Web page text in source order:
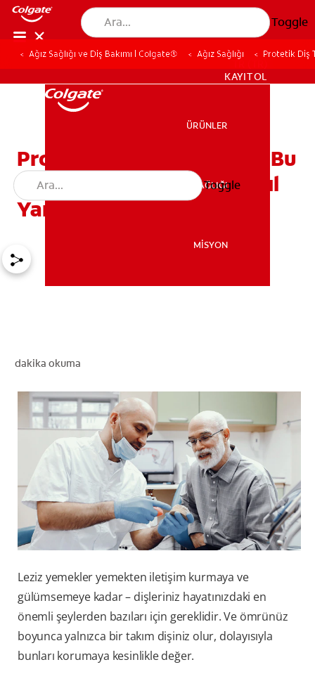
Toggle
MİSYON
KAYIT OL
ÜRÜNLER
AĞIZ SAĞLIĞI
MİSYON
Toggle
Ağız Sağlığı ve Diş Bakımı | Colgate® Ağız Sağlığı Protetik Diş
Protetik Diş Tedavisi: İşte Bu
Diş Uzmanlığının Size Nasıl
Yardımcı Olabileceği
dakika okuma
Leziz yemekler yemekten iletişim kurmaya ve
gülümsemeye kadar – dişleriniz hayatınızdaki en
önemli şeylerden bazıları için gereklidir. Ve ömrünüz
boyunca yalnızca bir takım dişiniz olur, dolayısıyla
bunları korumaya kesinlikle değer.